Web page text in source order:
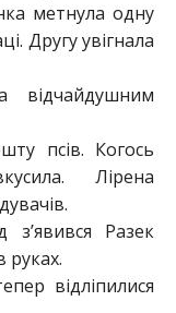
метнула одну
Другу увігнала
псів. Когось
Лірена
Разек
руках.
відліпилися